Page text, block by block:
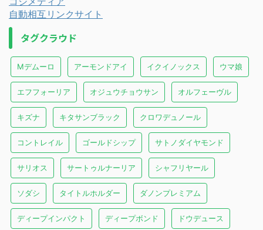
自動相互リンクサイト
タグクラウド
Mデムーロ アーモンドアイ イクイノックス ウマ娘
エフフォーリア オジュウチョウサン オルフェーヴル
キズナ キタサンブラック クロワデュノール
コントレイル ゴールドシップ サトノダイヤモンド
サリオス サートゥルナーリア シャフリヤール
ソダシ タイトルホルダー ダノンプレミアム
ディープインパクト ディープボンド ドウデュース